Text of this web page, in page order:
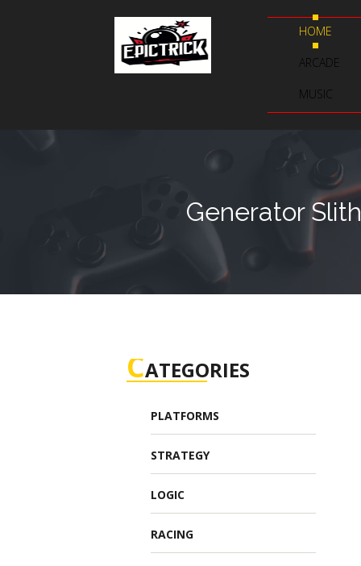
HOME
ARCADE
MUSIC
Generator
CATEGORIES
PLATFORMS
STRATEGY
LOGIC
RACING